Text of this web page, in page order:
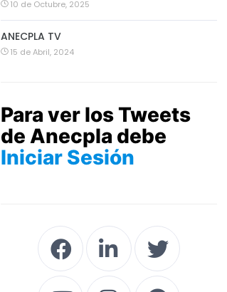
10 de Octubre, 2025
ANECPLA TV
15 de Abril, 2024
Para ver los Tweets
de Anecpla debe
Iniciar Sesión